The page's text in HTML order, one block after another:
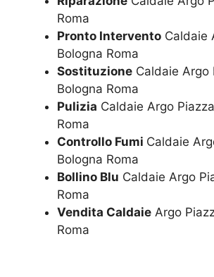
Roma
Pronto Intervento Caldaie
Bologna Roma
Sostituzione Caldaie Argo
Bologna Roma
Pulizia Caldaie Argo
Roma
Controllo Fumi Caldaie
Bologna Roma
Bollino Blu Caldaie Argo
Roma
Vendita Caldaie Argo
Roma